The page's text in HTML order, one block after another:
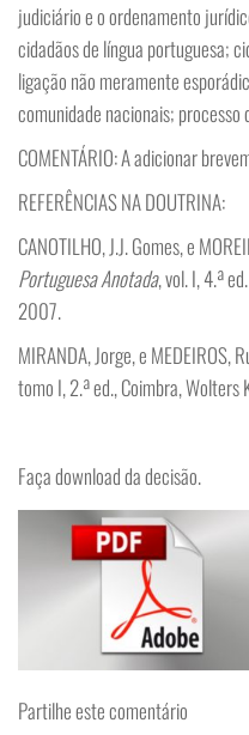
judiciário e o ordenamento
cidadãos de língua portuguesa;
ligação não meramente
comunidade nacionais; processo
COMENTÁRIO: A adicionar
REFERÊNCIAS NA DOUTRINA:
CANOTILHO, J.J. Gomes, e
Portuguesa Anotada, vol. I, 4.ª
2007.
MIRANDA, Jorge, e MEDEIROS,
tomo I, 2.ª ed., Coimbra,
Faça download da decisão.
Partilhe este comentário